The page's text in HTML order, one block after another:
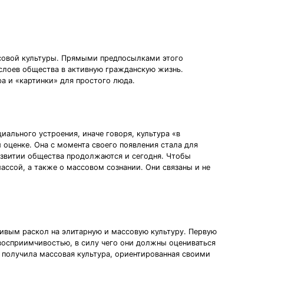
культуры. Прямыми предпосылками этого
общества в активную гражданскую жизнь.
и «картинки» для простого люда.
устроения, иначе говоря, культура «в
Она с момента своего появления стала для
общества продолжаются и сегодня. Чтобы
а также о массовом сознании. Они связаны и не
раскол на элитарную и массовую культуру. Первую
в силу чего они должны оцениваться
массовая культура, ориентированная своими